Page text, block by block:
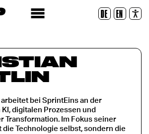
DE EN
Réinitialiser
bei SprintEins an der
digitalen Prozessen und
Transformation. Im Fokus seiner
Technologie selbst, sondern die